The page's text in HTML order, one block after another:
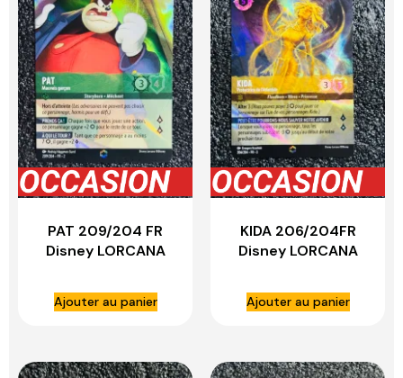
PAT 209/204 FR
Disney LORCANA
Ajouter au panier
KIDA 206/204FR
Disney LORCANA
Ajouter au panier